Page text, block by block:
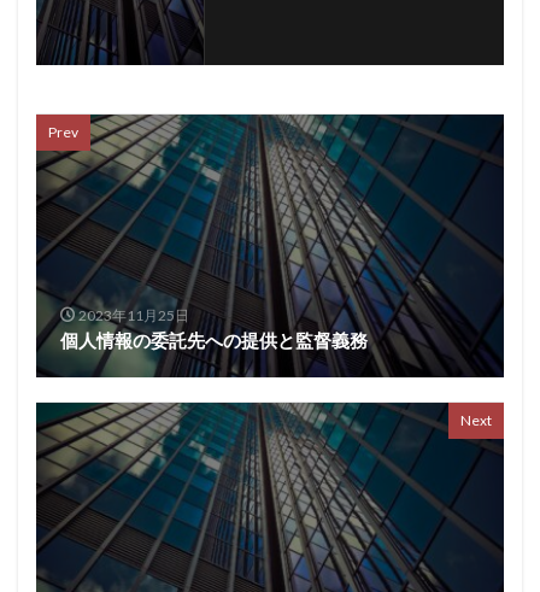
Prev
2023年11月25日
個人情報の委託先への提供と監督義務
Next